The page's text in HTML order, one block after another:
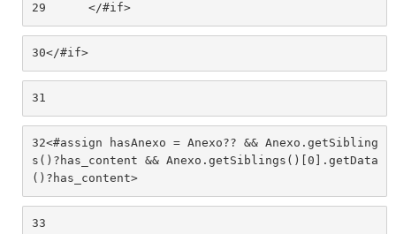
29
	</#if>
30</#if>
31
32<#assign hasAnexo = Anexo?? && Anexo.getSibling
s()?has_content && Anexo.getSiblings()[0].getData
()?has_content>
33